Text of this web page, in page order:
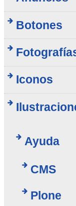
Botones
Iconos
Ayuda
CMS
Plone